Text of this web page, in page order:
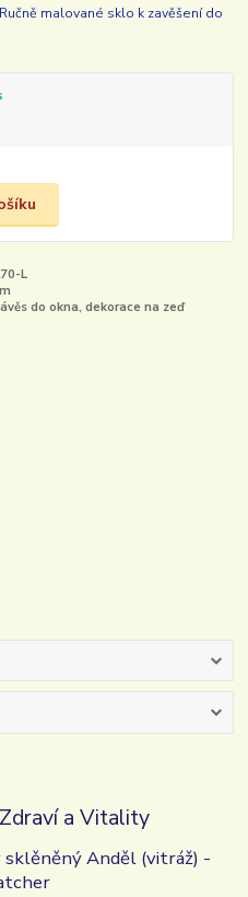
malované sklo k zavěšení do
L
do okna, dekorace na zeď
a Vitality
sklěněný Anděl (vitráž) -